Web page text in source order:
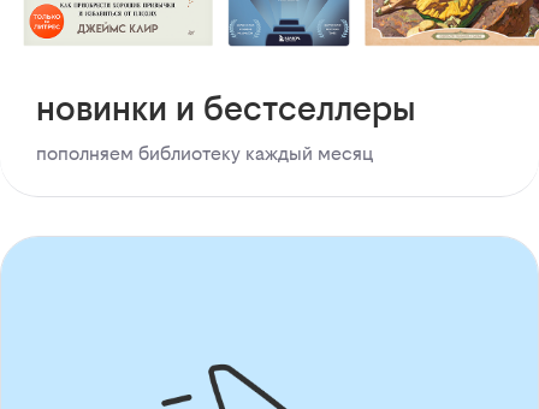
новинки и бестселлеры
пополняем библиотеку каждый месяц